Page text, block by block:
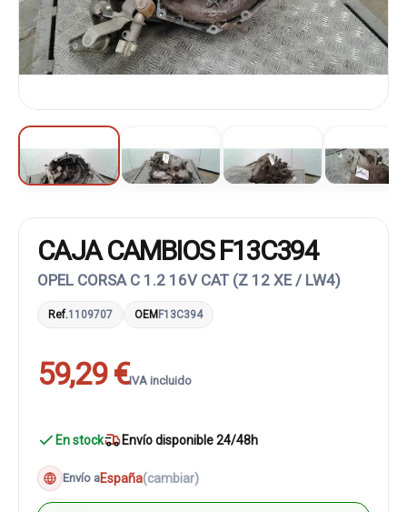
CAJA CAMBIOS F13C394
OPEL CORSA C 1.2 16V CAT (Z 12 XE / LW4)
Ref.1109707 OEMF13C394
59,29 €IVA incluido
En stock Envío disponible 24/48h
Envío aEspaña(cambiar)